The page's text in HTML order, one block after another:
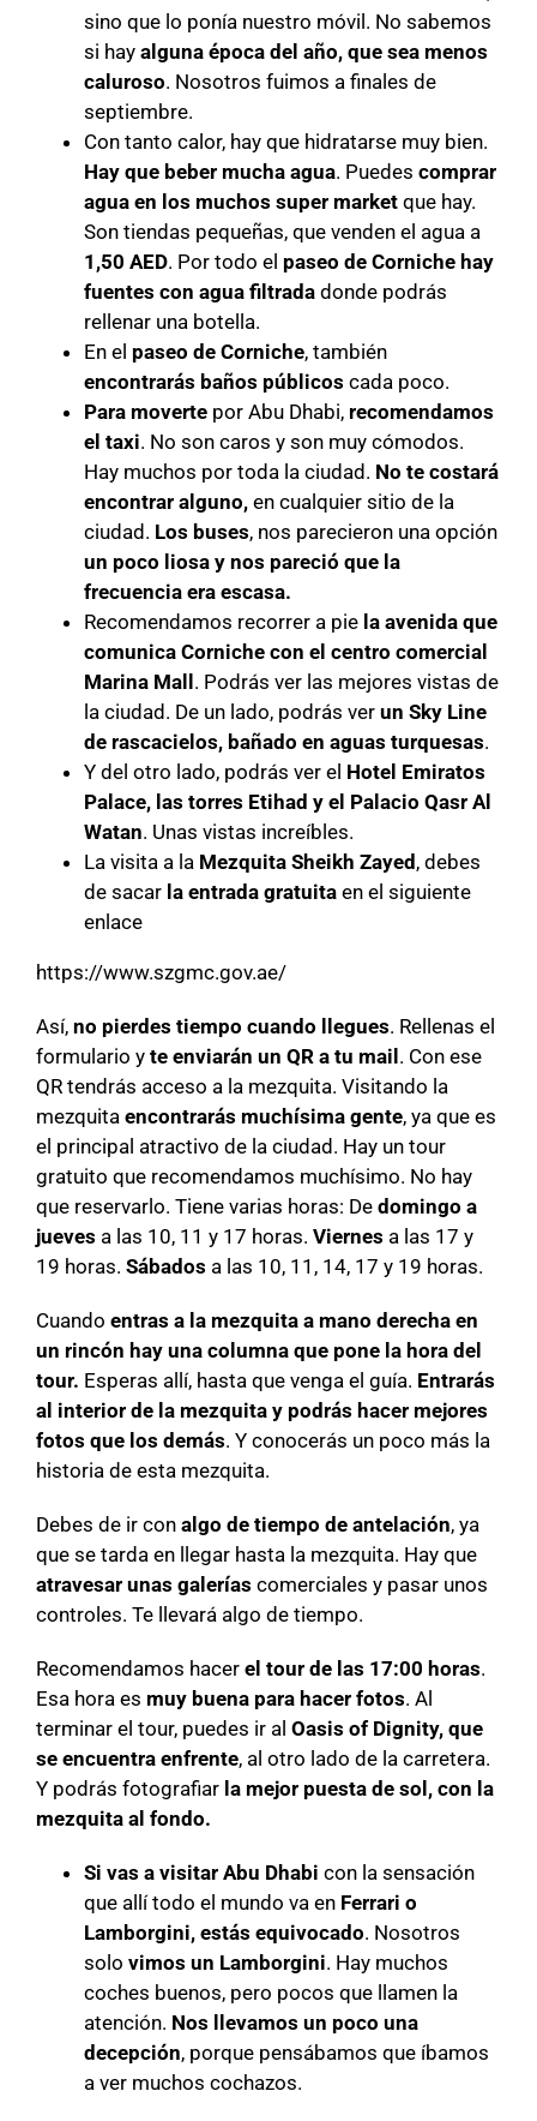
sino que lo ponía nuestro móvil. No sabemos
si hay alguna época del año, que sea menos
caluroso. Nosotros fuimos a finales de
septiembre.
Con tanto calor, hay que hidratarse muy bien.
Hay que beber mucha agua. Puedes comprar
agua en los muchos super market que hay.
Son tiendas pequeñas, que venden el agua a
1,50 AED. Por todo el paseo de Corniche hay
fuentes con agua filtrada donde podrás
rellenar una botella.
En el paseo de Corniche, también
encontrarás baños públicos cada poco.
Para moverte por Abu Dhabi, recomendamos
el taxi. No son caros y son muy cómodos.
Hay muchos por toda la ciudad. No te costará
encontrar alguno, en cualquier sitio de la
ciudad. Los buses, nos parecieron una opción
un poco liosa y nos pareció que la
frecuencia era escasa.
Recomendamos recorrer a pie la avenida que
comunica Corniche con el centro comercial
Marina Mall . Podrás ver las mejores vistas de
la ciudad. De un lado, podrás ver un Sky Line
de rascacielos, bañado en aguas turquesas.
Y del otro lado, podrás ver el Hotel Emiratos
Palace, las torres Etihad y el Palacio Qasr Al
Watan. Unas vistas increíbles.
La visita a la Mezquita Sheikh Zayed , debes
de sacar la entrada gratuita en el siguiente
enlace
https://www.szgmc.gov.ae/
Así, no pierdes tiempo cuando llegues. Rellenas el
formulario y te enviarán un QR a tu mail . Con ese
QR tendrás acceso a la mezquita. Visitando la
mezquita encontrarás muchísima gente, ya que es
el principal atractivo de la ciudad. Hay un tour
gratuito que recomendamos muchísimo. No hay
que reservarlo. Tiene varias horas: De domingo a
jueves a las 10, 11 y 17 horas. Viernes a las 17 y
19 horas. Sábados a las 10, 11, 14, 17 y 19 horas.
Cuando entras a la mezquita a mano derecha en
un rincón hay una columna que pone la hora del
tour. Esperas allí, hasta que venga el guía. Entrarás
al interior de la mezquita y podrás hacer mejores
fotos que los demás. Y conocerás un poco más la
historia de esta mezquita.
Debes de ir con algo de tiempo de antelación, ya
que se tarda en llegar hasta la mezquita. Hay que
atravesar unas galerías comerciales y pasar unos
controles. Te llevará algo de tiempo.
Recomendamos hacer el tour de las 17:00 horas.
Esa hora es muy buena para hacer fotos. Al
terminar el tour, puedes ir al Oasis of Dignity, que
se encuentra enfrente, al otro lado de la carretera.
Y podrás fotografiar la mejor puesta de sol, con la
mezquita al fondo.
Si vas a visitar Abu Dhabi con la sensación
que allí todo el mundo va en Ferrari o
Lamborgini, estás equivocado. Nosotros
solo vimos un Lamborgini. Hay muchos
coches buenos, pero pocos que llamen la
atención. Nos llevamos un poco una
decepción, porque pensábamos que íbamos
a ver muchos cochazos.